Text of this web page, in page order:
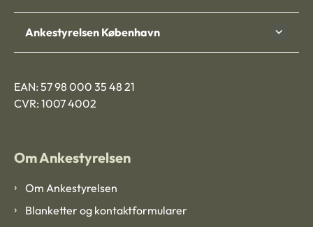
Ankestyrelsen København
EAN: 57 98 000 35 48 21
CVR: 1007 4002
Om Ankestyrelsen
Om Ankestyrelsen
Blanketter og kontaktformularer